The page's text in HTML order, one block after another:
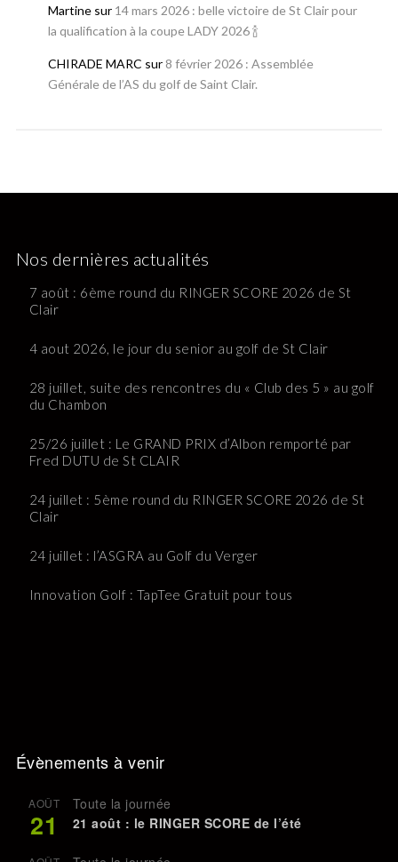
Martinesur 14 mars 2026 : belle victoire de St Clair pour
la qualification à la coupe LADY 2026 🍾
CHIRADE MARC sur 8 février 2026 : Assemblée
Générale de l’AS du golf de Saint Clair.
Nos dernières actualités
7 août : 6ème round du RINGER SCORE 2026 de St
Clair
4 aout 2026, le jour du senior au golf de St Clair
28 juillet, suite des rencontres du « Club des 5 » au golf
du Chambon
25/26 juillet : Le GRAND PRIX d’Albon remporté par
Fred DUTU de St CLAIR
24 juillet : 5ème round du RINGER SCORE 2026 de St
Clair
24 juillet : l’ASGRA au Golf du Verger
Innovation Golf : TapTee Gratuit pour tous
Évènements à venir
AOÛT
21
Toute la journée
21 août : le RINGER SCORE de l’été